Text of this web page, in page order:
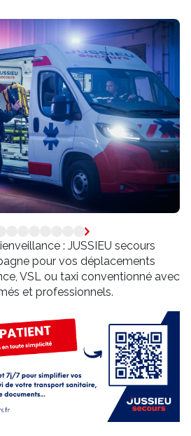
: JUSSIEU secours
pour vos déplacements
VSL ou taxi conventionné avec
et professionnels.